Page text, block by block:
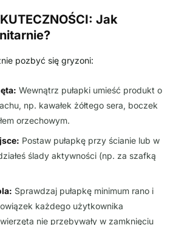
Jak
pozbyć się gryzoni:
Wewnątrz pułapki umieść produkt o
np. kawałek żółtego sera, boczek
orzechowym.
Postaw pułapkę przy ścianie lub w
ślady aktywności (np. za szafką
Sprawdzaj pułapkę minimum rano i
każdego użytkownika
nie przebywały w zamknięciu